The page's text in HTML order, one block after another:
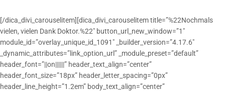
[/dica_divi_carouselitem][dica_divi_carouselitem title=”%22Nochmals
vielen, vielen Dank Doktor.%22″ button_url_new_window=”1″
module_id=”overlay_unique_id_1091″ _builder_version=”4.17.6″
_dynamic_attributes=”link_option_url” _module_preset=”default”
header_font=”||on||||||” header_text_align=”center”
header_font_size=”18px” header_letter_spacing=”0px”
header_line_height=”1.2em” body_text_align=”center”